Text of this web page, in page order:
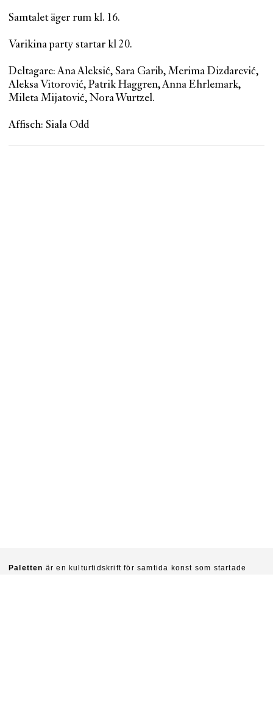
Samtalet äger rum kl. 16.
Varikina party startar kl 20.
Deltagare: Ana Aleksić, Sara Garib, Merima Dizdarević,
Aleksa Vitorović, Patrik Haggren, Anna Ehrlemark,
Mileta Mijatović, Nora Wurtzel.
Affisch: Siala Odd
Paletten är en kulturtidskrift för samtida konst som startade